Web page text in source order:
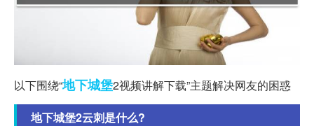
以下围绕“地下城堡2视频讲解下载”主题解决网友的困惑
地下城堡2云刺是什么?